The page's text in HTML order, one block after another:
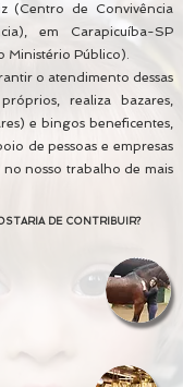
(Centro de Convivência
em Carapicuíba-SP
Ministério Público).
o atendimento dessas
realiza bazares,
e bingos beneficentes,
de pessoas e empresas
nosso trabalho de mais
DE CONTRIBUIR?